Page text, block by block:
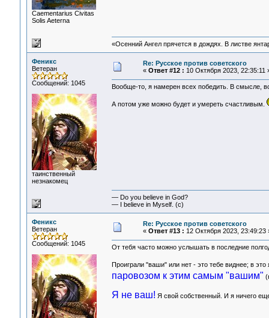
Сaementarius Civitas
Solis Aeterna
«Осенний Ангел прячется в дождях. В листве
Феникс
Ветеран
Сообщений: 1045
таинственный
незнакомец
Re: Русское против советского
« Ответ #12 : 10 Октября 2023, 22:35:11
Вообще-то, я намерен всех победить. В смысле,
А потом уже можно будет и умереть счастливым.
— Do you believe in God?
— I believe in Myself. (c)
Феникс
Ветеран
Сообщений: 1045
Re: Русское против советского
« Ответ #13 : 12 Октября 2023, 23:49:23
От тебя часто можно услышать в последние
Проиграли "ваши" или нет - это тебе виднее; в
паровозом к этим самым "вашим"
Я не ваш! Я свой собственный. И я ничего